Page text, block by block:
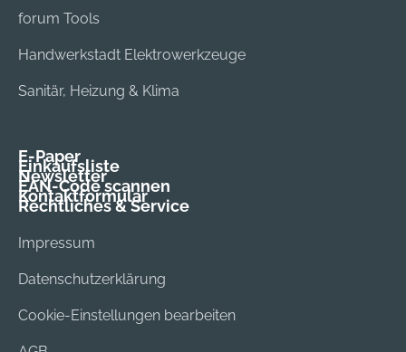
forum Tools
Handwerkstadt Elektrowerkzeuge
Sanitär, Heizung & Klima
E-Paper
Einkaufsliste
Newsletter
EAN-Code scannen
Kontaktformular
Rechtliches & Service
Impressum
Datenschutzerklärung
Cookie-Einstellungen bearbeiten